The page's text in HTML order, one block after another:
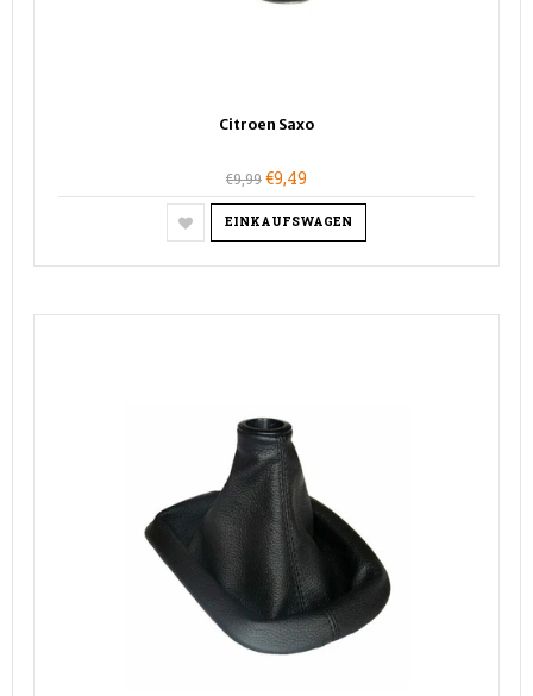
Citroen Saxo
€9,99€9,49
EINKAUFSWAGEN